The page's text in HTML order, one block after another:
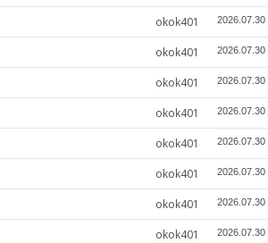
okok401 2026.07.30
okok401 2026.07.30
okok401 2026.07.30
okok401 2026.07.30
okok401 2026.07.30
okok401 2026.07.30
okok401 2026.07.30
okok401 2026.07.30